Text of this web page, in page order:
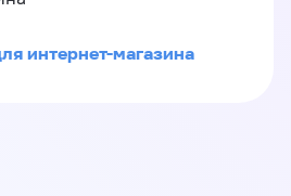
интернет-магазина